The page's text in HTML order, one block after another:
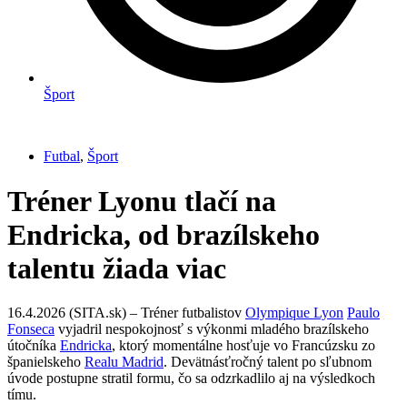
Šport
Futbal, Šport
Tréner Lyonu tlačí na
Endricka, od brazílskeho
talentu žiada viac
16.4.2026 (SITA.sk) – Tréner futbalistov Olympique Lyon Paulo
Fonseca vyjadril nespokojnosť s výkonmi mladého brazílskeho
útočníka Endricka, ktorý momentálne hosťuje vo Francúzsku zo
španielskeho Realu Madrid. Devätnásťročný talent po sľubnom
úvode postupne stratil formu, čo sa odzrkadlilo aj na výsledkoch
tímu.